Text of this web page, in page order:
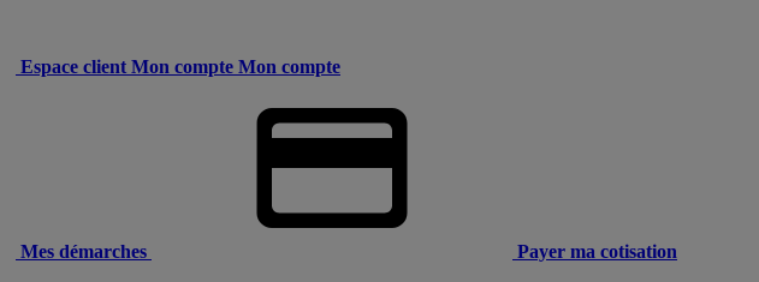
Espace client Mon compte Mon compte
Mes démarches Payer ma cotisation